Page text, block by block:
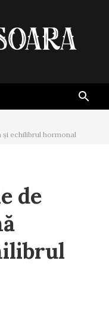
și echilibrul hormonal
de